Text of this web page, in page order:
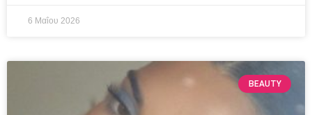
6 Μαΐου 2026
BEAUTY